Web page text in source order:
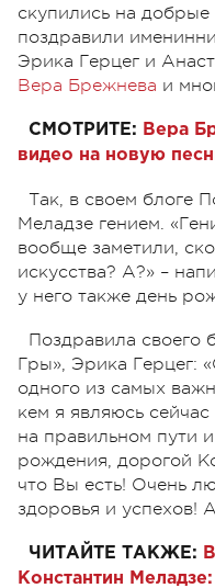
скупились на добрые
поздравили
Эрика Герцег и
Вера Брежнева и
СМОТРИТЕ: Вера
видео на новую
Так, в своем блоге
Меладзе гением.
вообще заметили,
искусства? А?» –
у него также день
Поздравила своего
Гры», Эрика Герцег:
одного из самых
кем я являюсь
на правильном пути
рождения, дорогой
что Вы есть! Очень
здоровья и успехов!
ЧИТАЙТЕ ТАКЖЕ:
Константин